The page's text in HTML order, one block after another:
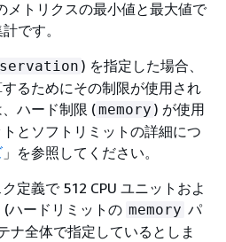
メトリクスの最小値と最大値で
です。
) を指定した場合、
るためにその制限が使用され
ハード制限 (memory ) が使用
とソフトリミットの詳細につ
」を参照してください。
定義で 512 CPU ユニットおよ
(ハードリミットの memory パ
ナ全体で指定しているとしま